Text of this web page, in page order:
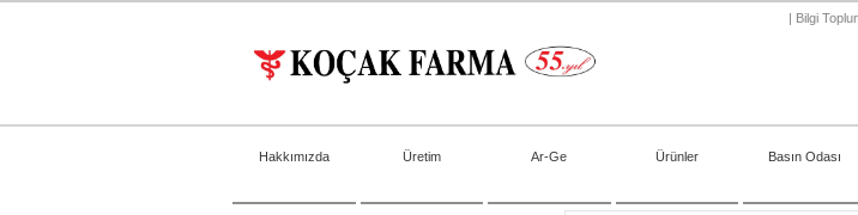
| Bilgi
Hakkımızda Üretim Ar-Ge Ürünler Basın Odası